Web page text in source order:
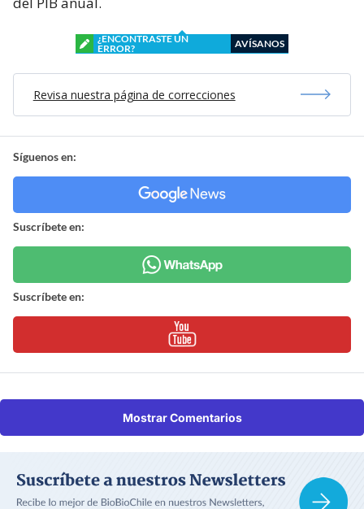
¿ENCONTRASTE UN
ERROR?
AVÍSANOS
Revisa nuestra página de correcciones
Síguenos en:
Suscríbete en:
Suscríbete en:
Mostrar Comentarios